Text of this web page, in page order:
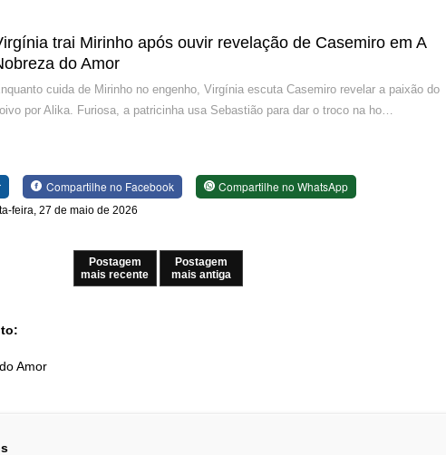
trai Mirinho após ouvir revelação de Casemiro em A
do Amor
cuida de Mirinho no engenho, Virgínia escuta Casemiro revelar a paixão do
por Alika. Furiosa, a patricinha usa Sebastião para dar o troco na ho…
Compartilhe no Facebook Compartilhe no WhatsApp
feira, 27 de maio de 2026
Postagem
mais recente
Postagem
mais antiga
Amor